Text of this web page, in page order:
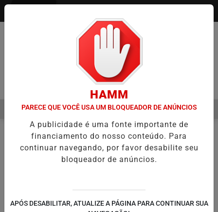
Pesquisar Notícia
LEVA TECNOLOGIA E INOVAÇÃO PARA ESTUDANTES DA
EM ALTA
MENU
EMCOLUNAS
HAMM
PARECE QUE VOCÊ USA UM BLOQUEADOR DE ANÚNCIOS
A publicidade é uma fonte importante de
financiamento do nosso conteúdo. Para
continuar navegando, por favor desabilite seu
bloqueador de anúncios.
APÓS DESABILITAR, ATUALIZE A PÁGINA PARA CONTINUAR SUA